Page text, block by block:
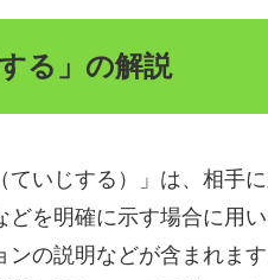
する」の解説
ていじする）」は、相手
どを明確に示す場合に用
ンの説明などが含まれま